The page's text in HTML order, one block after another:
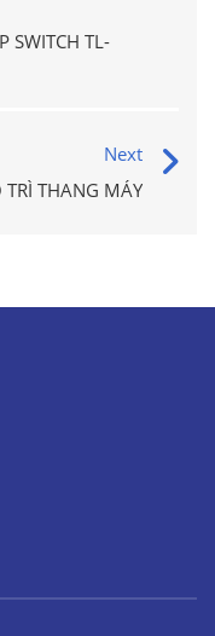
SWITCH TL-
Next
THANG MÁY